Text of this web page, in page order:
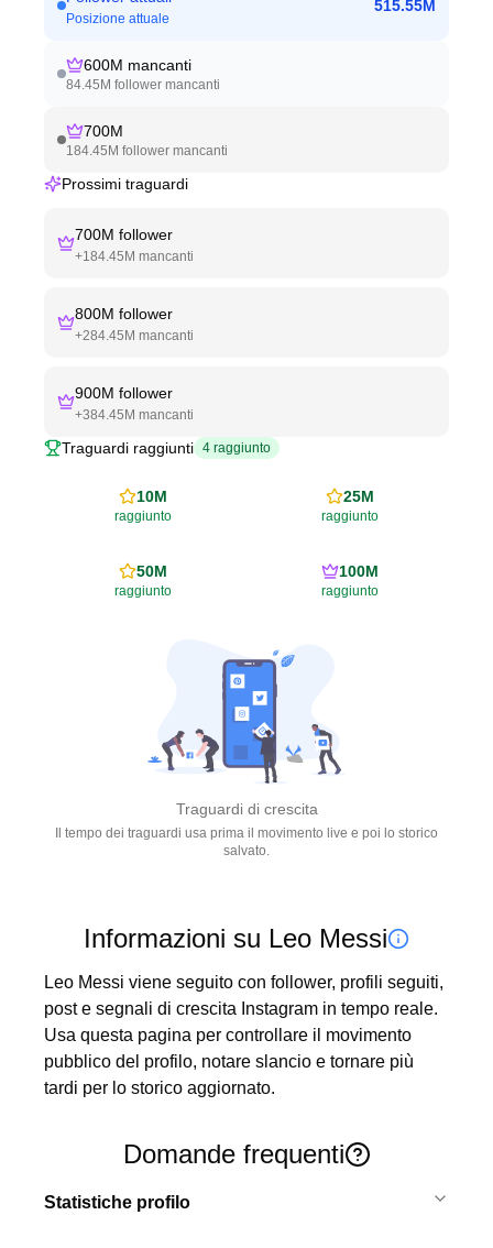
Posizione attuale
515.55M
600M mancanti
84.45M follower mancanti
700M
184.45M follower mancanti
Prossimi traguardi
700M follower
+184.45M mancanti
800M follower
+284.45M mancanti
900M follower
+384.45M mancanti
Traguardi raggiunti 4 raggiunto
10M
raggiunto
25M
raggiunto
50M
raggiunto
100M
raggiunto
Traguardi di crescita
Il tempo dei traguardi usa prima il movimento live e poi lo storico
salvato.
Informazioni su Leo Messi
Leo Messi viene seguito con follower, profili seguiti,
post e segnali di crescita Instagram in tempo reale.
Usa questa pagina per controllare il movimento
pubblico del profilo, notare slancio e tornare più
tardi per lo storico aggiornato.
Domande frequenti
Statistiche profilo